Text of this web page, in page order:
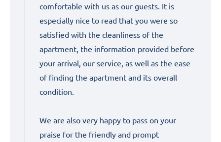
comfortable with us as our guests. It is
especially nice to read that you were so
satisfied with the cleanliness of the
apartment, the information provided before
your arrival, our service, as well as the ease
of finding the apartment and its overall
condition.
We are also very happy to pass on your
praise for the friendly and prompt